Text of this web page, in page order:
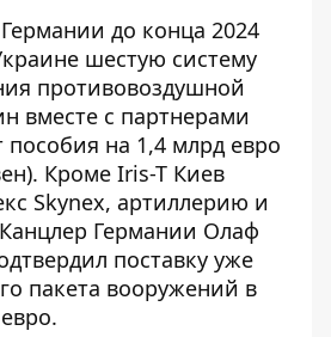
до конца 2024
шестую систему
противовоздушной
вместе с партнерами
пособия на 1,4 млрд евро
Кроме Iris-T Киев
Skynex, артиллерию и
Германии Олаф
поставку уже
пакета вооружений в